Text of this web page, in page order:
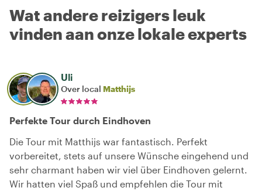
Wat andere reizigers leuk
vinden aan onze lokale experts
Uli
Over local Matthijs
Perfekte Tour durch Eindhoven
Die Tour mit Matthijs war fantastisch. Perfekt
vorbereitet, stets auf unsere Wünsche eingehend und
sehr charmant haben wir viel über Eindhoven gelernt.
Wir hatten viel Spaß und empfehlen die Tour mit